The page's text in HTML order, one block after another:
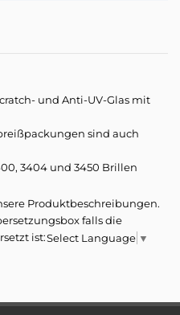
und Anti-UV-Glas mit
sind auch
3404 und 3450 Brillen
Produktbeschreibungen.
falls die
ist:Select Language ▼
how weiterzugeben.